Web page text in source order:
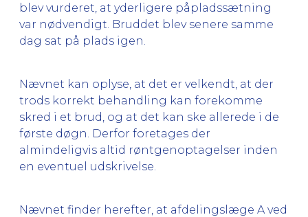
blev vurderet, at yderligere påpladssætning
var nødvendigt. Bruddet blev senere samme
dag sat på plads igen.
Nævnet kan oplyse, at det er velkendt, at der
trods korrekt behandling kan forekomme
skred i et brud, og at det kan ske allerede i de
første døgn. Derfor foretages der
almindeligvis altid røntgenoptagelser inden
en eventuel udskrivelse.
Nævnet finder herefter, at afdelingslæge A ved